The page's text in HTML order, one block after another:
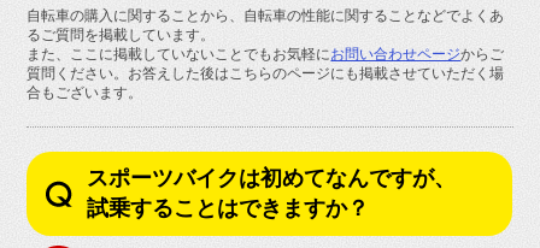
自転車の購入に関することから、自転車の性能に関することなどでよくあ
るご質問を掲載しています。
また、ここに掲載していないことでもお気軽にお問い合わせページからご
質問ください。お答えした後はこちらのページにも掲載させていただく場
合もございます。
スポーツバイクは初めてなんですが、
試乗することはできますか？